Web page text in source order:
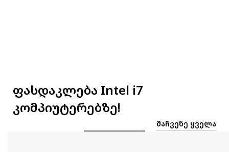
ფასდაკლება Intel i7
კომპიუტერებზე!
ᲛᲐᲩᲕᲔᲜᲔ ᲧᲕᲔᲚᲐ